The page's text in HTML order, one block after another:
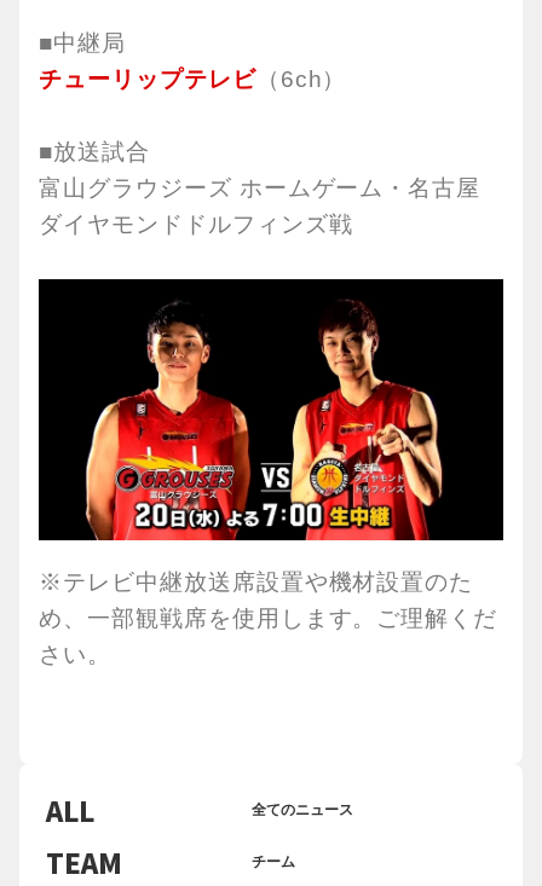
■中継局
チューリップテレビ（6ch）
■放送試合
富山グラウジーズ ホームゲーム・名古屋
ダイヤモンドドルフィンズ戦
※テレビ中継放送席設置や機材設置のた
め、一部観戦席を使用します。ご理解くだ
さい。
ALL 全てのニュース
TEAM チーム